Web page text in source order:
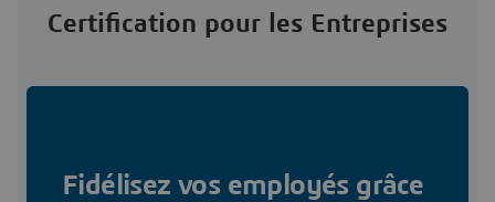
Certification pour les Entreprises
Fidélisez vos employés grâce